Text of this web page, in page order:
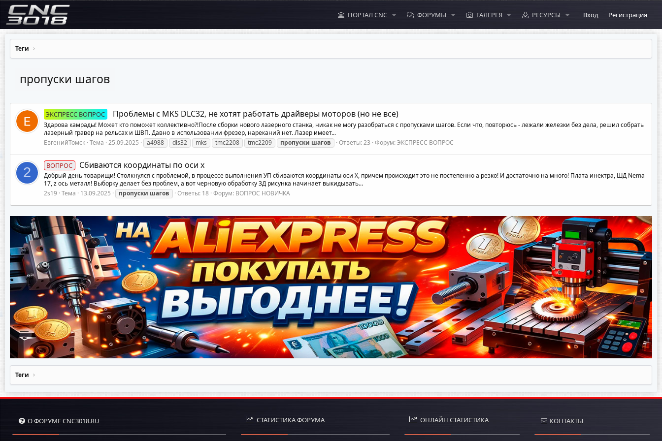
ПОРТАЛ CNC ФОРУМЫ ГАЛЕРЕЯ РЕСУРСЫ Вход Регистрация
Теги
пропуски шагов
ЭКСПРЕСС ВОПРОС Проблемы с MKS DLC32, не хотят работать драйверы моторов (но не все)
Здарова камрады! Может кто поможет коллективно?!После сборки нового лазерного станка, никак не могу разобраться с пропусками шагов. Если что, повторюсь - лежали железки без дела, решил собрать
лазерный гравер на рельсах и ШВП. Давно в использовании фрезер, нареканий нет. Лазер имеет...
ЕвгенийТомск Тема 25.09.2025 a4988 dls32 mks tmc2208 tmc2209 пропуски шагов Ответы: 23 Форум:ЭКСПРЕСС ВОПРОС
2 ВОПРОС Сбиваются координаты по оси x
Добрый день товарищи! Столкнулся с проблемой, в процессе выполнения УП сбиваются координаты оси Х, причем происходит это не постепенно а резко! И достаточно на много! Плата инектра, ШД Nema
17, z ось металл! Выборку делает без проблем, а вот черновую обработку 3Д рисунка начинает выкидывать...
2s19 Тема 13.09.2025 пропуски шагов Ответы: 18 Форум: ВОПРОС НОВИЧКА
Теги
О ФОРУМЕ CNC3018.RU СТАТИСТИКА ФОРУМА ОНЛАЙН СТАТИСТИКА КОНТАКТЫ